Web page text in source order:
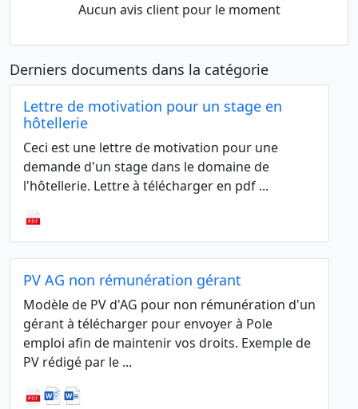
Aucun avis client pour le moment
Derniers documents dans la catégorie
Lettre de motivation pour un stage en
hôtellerie
Ceci est une lettre de motivation pour une
demande d'un stage dans le domaine de
l'hôtellerie. Lettre à télécharger en pdf ...
PV AG non rémunération gérant
Modèle de PV d'AG pour non rémunération d'un
gérant à télécharger pour envoyer à Pole
emploi afin de maintenir vos droits. Exemple de
PV rédigé par le ...